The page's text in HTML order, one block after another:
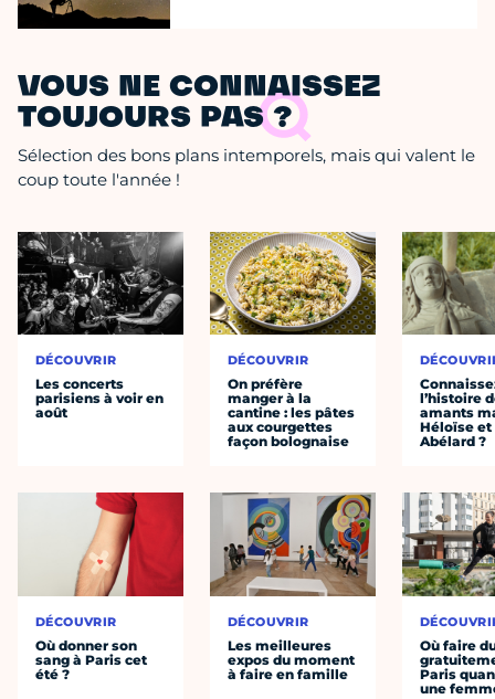
VOUS NE CONNAISSEZ
TOUJOURS PAS ?
Sélection des bons plans intemporels, mais qui valent le
coup toute l'année !
DÉCOUVRIR
Les concerts
parisiens à voir en
août
DÉCOUVRIR
Où donner son
sang à Paris cet
été ?
DÉCOUVRIR
On préfère
manger à la
cantine : les pâtes
aux courgettes
façon bolognaise
DÉCOUVRIR
Les meilleures
expos du moment
à faire en famille
l’histoire
amants
Héloïse et
Abélard ?
Où faire
Paris
une